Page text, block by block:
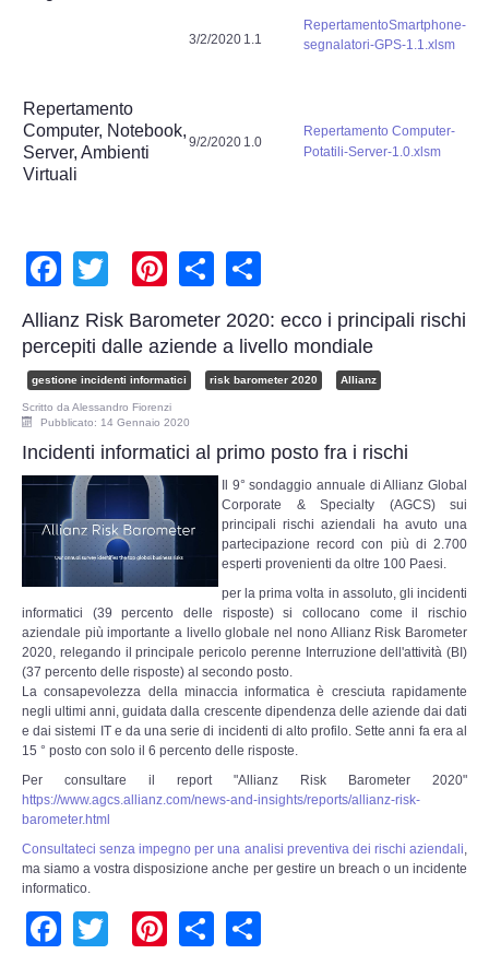
Log Management & SIEM
Vulnerability Assesment & Pen Test
Data Breach
A & C
Privacy & GDPR
Resp. Amministrativa dlsg 231
Adempimenti Ecommerce
Tutela Copyright e Marchi
Auditing Aziendale
Programma Azienda Sicura
Assistenza Legale
INFO
3/2/2020 1.1
RepertamentoSmartphone-
segnalatori-GPS-1.1.xlsm
Repertamento
Computer, Notebook,
Server, Ambienti
Virtuali
9/2/2020 1.0
Repertamento Computer-
Potatili-Server-1.0.xlsm
Facebook
TwitterPinterest
Share
Allianz Risk Barometer 2020: ecco i principali rischi
percepiti dalle aziende a livello mondiale
gestione incidenti informatici risk barometer 2020 Allianz
Scritto daAlessandro Fiorenzi
Pubblicato: 14 Gennaio 2020
Incidenti informatici al primo posto fra i rischi
Il 9° sondaggio annuale di Allianz Global
Corporate & Specialty (AGCS) sui
principali rischi aziendali ha avuto una
partecipazione record con più di 2.700
esperti provenienti da oltre 100 Paesi.
per la prima volta in assoluto, gli incidenti
informatici (39 percento delle risposte) si collocano come il rischio
aziendale più importante a livello globale nel nono Allianz Risk Barometer
2020, relegando il principale pericolo perenne Interruzione dell'attività (BI)
(37 percento delle risposte) al secondo posto.
La consapevolezza della minaccia informatica è cresciuta rapidamente
negli ultimi anni, guidata dalla crescente dipendenza delle aziende dai dati
e dai sistemi IT e da una serie di incidenti di alto profilo. Sette anni fa era al
15 ° posto con solo il 6 percento delle risposte.
Per consultare il report "Allianz Risk Barometer 2020"
https://www.agcs.allianz.com/news-and-insights/reports/allianz-risk-
barometer.html
Consultateci senza impegno per una analisi preventiva dei rischi aziendali,
ma siamo a vostra disposizione anche per gestire un breach o un incidente
informatico.
Facebook
TwitterPinterest
Share